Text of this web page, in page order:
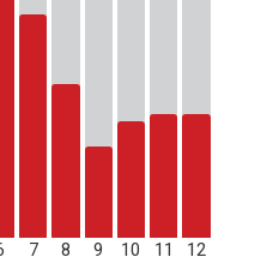
7 8 9 10 11 12